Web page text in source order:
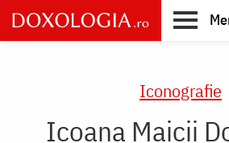
Skip
to
main
Iconografie
Icoana Maicii